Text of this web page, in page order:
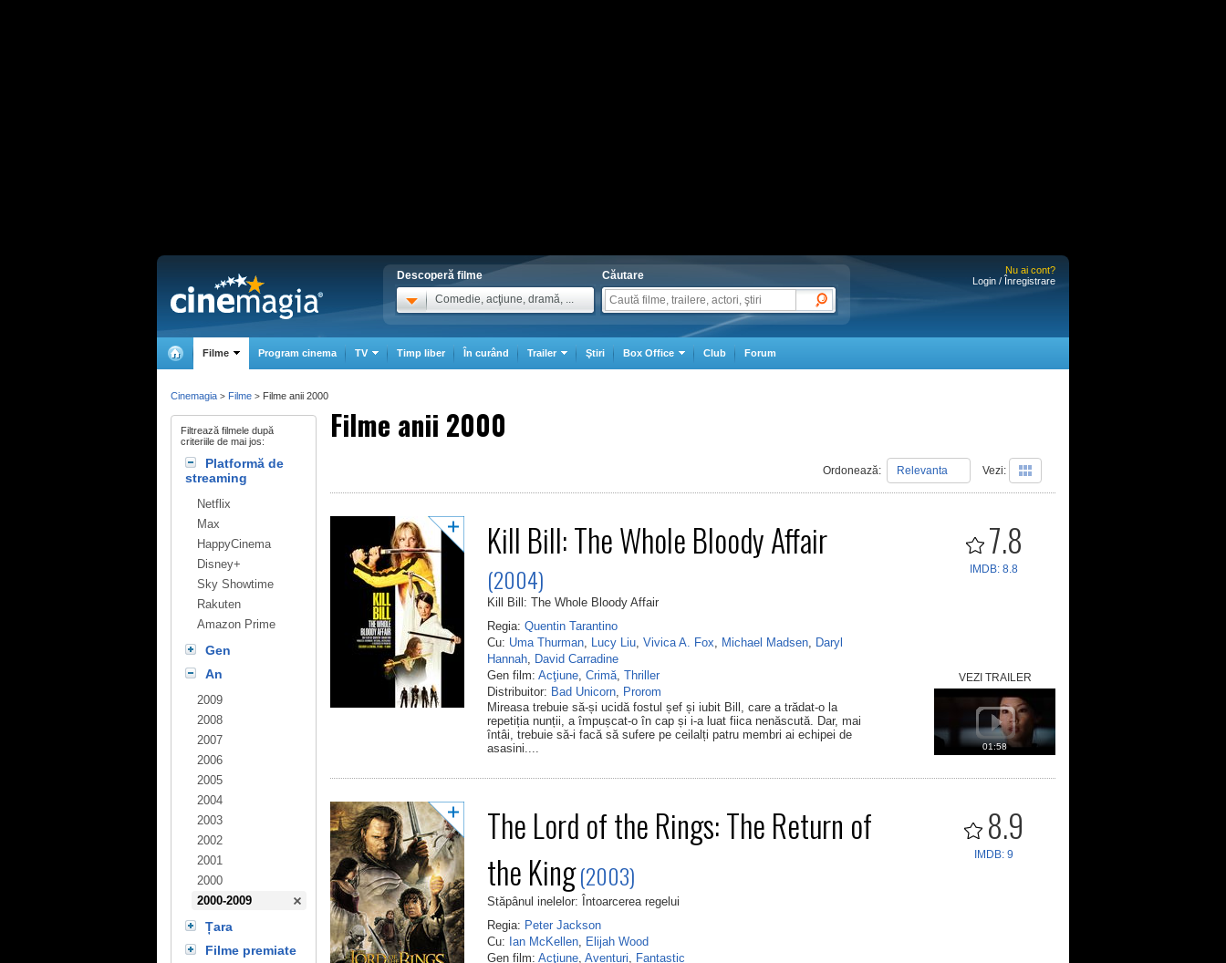
Descoperă filme
Comedie, acţiune, dramă, ...
Căutare
Nu ai cont?
Login / Înregistrare
Filme Program cinema TV Timp liber În curând Trailer Ştiri Box Office Club Forum
Filme anii 2000
Ordonează: Relevanta Vezi:
Kill Bill: The Whole Bloody Affair
(2004)
Kill Bill: The Whole Bloody Affair
Regia: Quentin Tarantino
Cu: Uma Thurman, Lucy Liu, Vivica A. Fox, Michael Madsen, Daryl
Hannah, David Carradine
Gen film: Acţiune, Crimă, Thriller
Distribuitor: Bad Unicorn, Prorom
Mireasa trebuie să-și ucidă fostul șef și iubit Bill, care a trădat-o la
repetiția nunții, a împușcat-o în cap și i-a luat fiica nenăscută. Dar, mai
întâi, trebuie să-i facă să sufere pe ceilalți patru membri ai echipei de
asasini....
7.8
IMDB: 8.8
VEZI TRAILER
01:58
The Lord of the Rings: The Return of
the King(2003)
Stăpânul inelelor: Întoarcerea regelui
Regia: Peter Jackson
Cu: Ian McKellen, Elijah Wood
Gen film: Acţiune, Aventuri, Fantastic
8.9
IMDB: 9
Filtrează filmele după
criteriile de mai jos:
Platformă de
streaming
Netflix
Max
HappyCinema
Disney+
Sky Showtime
Rakuten
Amazon Prime
Gen
An
2009
2008
2007
2006
2005
2004
2003
2002
2001
2000
2000-2009
Țara
Filme premiate
Cinemagia > Filme > Filme anii 2000